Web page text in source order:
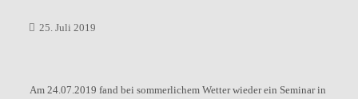
25. Juli 2019
Am 24.07.2019 fand bei sommerlichem Wetter wieder ein Seminar in